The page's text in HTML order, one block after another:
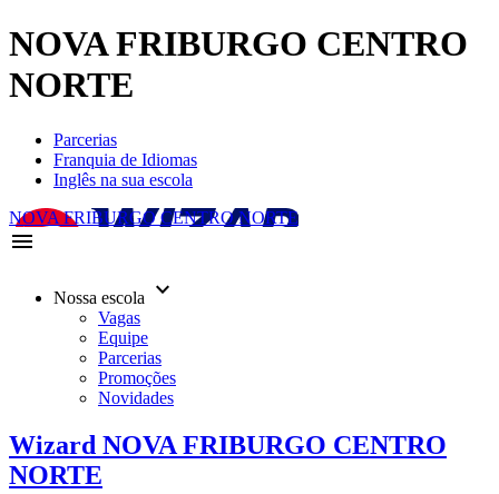
NOVA FRIBURGO CENTRO
NORTE
Parcerias
Franquia de Idiomas
Inglês na sua escola
NOVA FRIBURGO CENTRO NORTE
menu
Nossa escola keyboard_arrow_down
Vagas
Equipe
Parcerias
Promoções
Novidades
Wizard NOVA FRIBURGO CENTRO
NORTE